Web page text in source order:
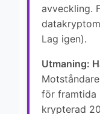
avveckling.
Lag igen).
Utmaning:
för framtida
krypterad